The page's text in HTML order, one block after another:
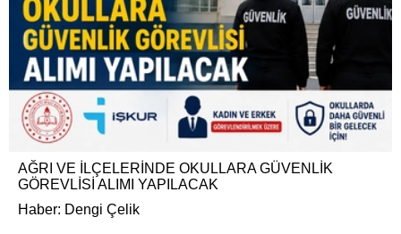
AĞRI VE İLÇELERİNDE OKULLARA GÜVENLİK
GÖREVLİSİ ALIMI YAPILACAK
Haber: Dengi Çelik